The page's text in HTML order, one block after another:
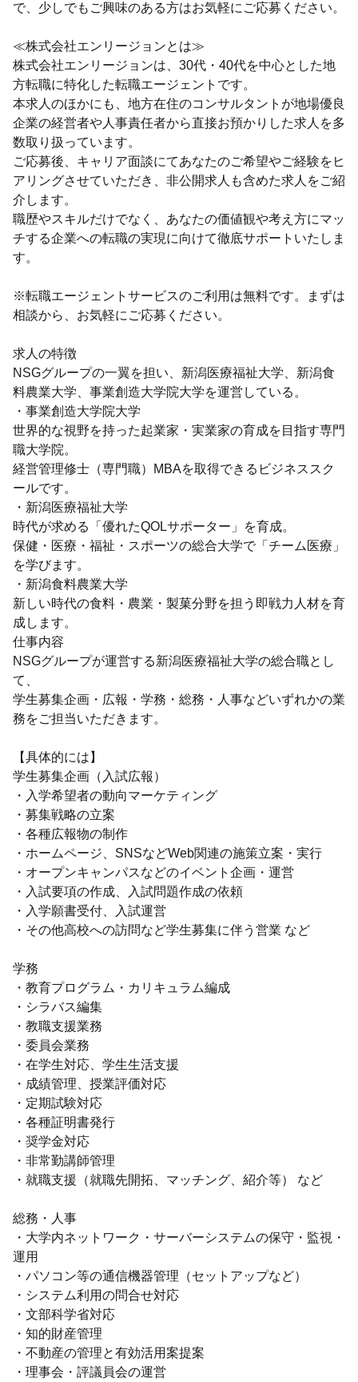
で、少しでもご興味のある方はお気軽にご応募ください。
≪株式会社エンリージョンとは≫
株式会社エンリージョンは、30代・40代を中心とした地
方転職に特化した転職エージェントです。
本求人のほかにも、地方在住のコンサルタントが地場優良
企業の経営者や人事責任者から直接お預かりした求人を多
数取り扱っています。
ご応募後、キャリア面談にてあなたのご希望やご経験をヒ
アリングさせていただき、非公開求人も含めた求人をご紹
介します。
職歴やスキルだけでなく、あなたの価値観や考え方にマッ
チする企業への転職の実現に向けて徹底サポートいたしま
す。
※転職エージェントサービスのご利用は無料です。まずは
相談から、お気軽にご応募ください。
求人の特徴
NSGグループの一翼を担い、新潟医療福祉大学、新潟食
料農業大学、事業創造大学院大学を運営している。
・事業創造大学院大学
世界的な視野を持った起業家・実業家の育成を目指す専門
職大学院。
経営管理修士（専門職）MBAを取得できるビジネススク
ールです。
・新潟医療福祉大学
時代が求める「優れたQOLサポーター」を育成。
保健・医療・福祉・スポーツの総合大学で「チーム医療」
を学びます。
・新潟食料農業大学
新しい時代の食料・農業・製菓分野を担う即戦力人材を育
成します。
仕事内容
NSGグループが運営する新潟医療福祉大学の総合職とし
て、
学生募集企画・広報・学務・総務・人事などいずれかの業
務をご担当いただきます。
【具体的には】
学生募集企画（入試広報）
・入学希望者の動向マーケティング
・募集戦略の立案
・各種広報物の制作
・ホームページ、SNSなどWeb関連の施策立案・実行
・オープンキャンパスなどのイベント企画・運営
・入試要項の作成、入試問題作成の依頼
・入学願書受付、入試運営
・その他高校への訪問など学生募集に伴う営業 など
学務
・教育プログラム・カリキュラム編成
・シラバス編集
・教職支援業務
・委員会業務
・在学生対応、学生生活支援
・成績管理、授業評価対応
・定期試験対応
・各種証明書発行
・奨学金対応
・非常勤講師管理
・就職支援（就職先開拓、マッチング、紹介等） など
総務・人事
・大学内ネットワーク・サーバーシステムの保守・監視・
運用
・パソコン等の通信機器管理（セットアップなど）
・システム利用の問合せ対応
・文部科学省対応
・知的財産管理
・不動産の管理と有効活用案提案
・理事会・評議員会の運営